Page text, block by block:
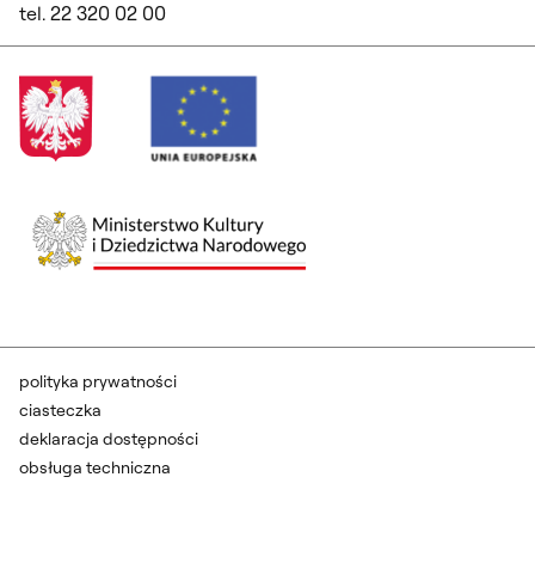
tel. 22 320 02 00
polityka prywatności
ciasteczka
deklaracja dostępności
obsługa techniczna